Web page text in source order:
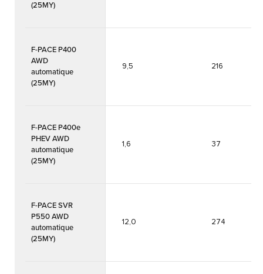
(25MY)
F-PACE P400
AWD
automatique
(25MY)
9,5 216
F-PACE P400e
PHEV AWD
automatique
(25MY)
1,6 37
F-PACE SVR
P550 AWD
automatique
(25MY)
12,0 274